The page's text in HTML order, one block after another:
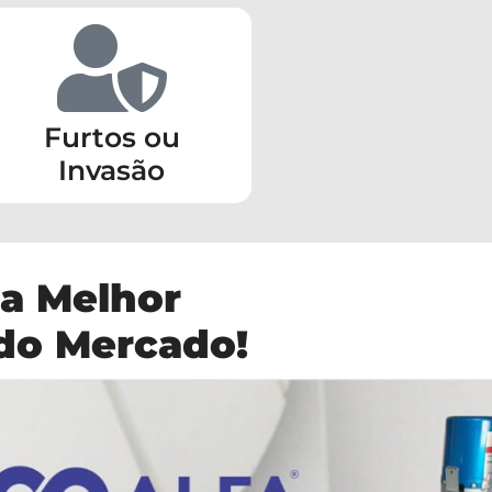
Furtos ou
Invasão
Melhor
Mercado!